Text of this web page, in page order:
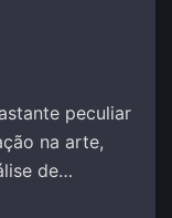
peculiar
na arte,
de